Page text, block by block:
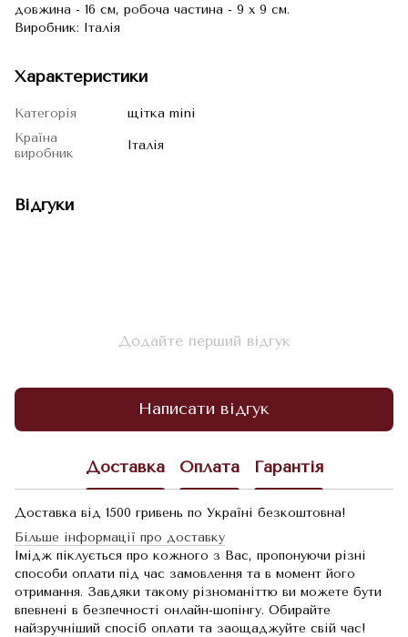
довжина - 16 см, робоча частина - 9 х 9 см.
Виробник: Італія
Характеристики
Категорія
щітка mini
Країна
виробник
Італія
Відгуки
Додайте перший відгук
Написати відгук
Доставка Оплата Гарантія
Доставка від 1500 гривень по Україні безкоштовна!
Більше інформації про доставку
Імідж піклується про кожного з Вас, пропонуючи різні
способи оплати під час замовлення та в момент його
отримання. Завдяки такому різноманіттю ви можете бути
впевнені в безпечності онлайн-шопінгу. Обирайте
найзручніший спосіб оплати та заощаджуйте свій час!